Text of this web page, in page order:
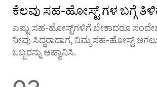
ಕೆಲವು ಸಹ-ಹೋಸ್ಟ್ ‌ಗಳ ಬಗ್ಗೆ
ಎಷ್ಟು ಸಹ-ಹೋಸ್ಟ್‌ಗಳಿಗೆ ಬೇಕಾದರೂ
ನೀವು ಸಿದ್ಧರಾದಾಗ, ನಿಮ್ಮ ಸಹ-ಹೋಸ್ಟ್
ಒಬ್ಬರನ್ನು ಆಹ್ವಾನಿಸಿ.